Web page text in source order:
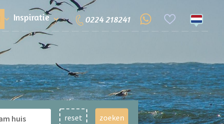
Inspiratie 0224 218241
zoeken
reset